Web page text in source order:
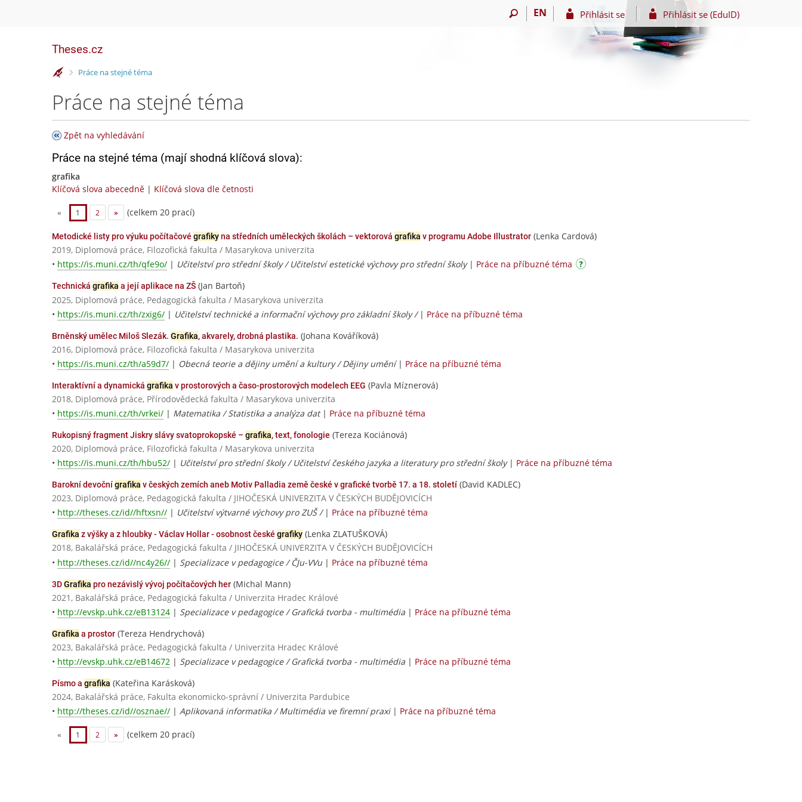
EN Přihlásit se Přihlásit se (EduID)
Theses.cz
>Práce na stejné téma
Práce na stejné téma
Zpět na vyhledávání
Práce na stejné téma (mají shodná klíčová slova):
grafika
Klíčová slova abecedně | Klíčová slova dle četnosti
« 1 2 » (celkem 20 prací)
Metodické listy pro výuku počítačové grafikyna středních uměleckých školách – vektorová grafika v programu Adobe Illustrator (Lenka Cardová)
2019, Diplomová práce, Filozofická fakulta / Masarykova univerzita
• https://is.muni.cz/th/qfe9o/ | Učitelství pro střední školy / Učitelství estetické výchovy pro střední školy| Práce na příbuzné téma
Technická grafika a její aplikace na ZŠ (Jan Bartoň)
2025, Diplomová práce, Pedagogická fakulta / Masarykova univerzita
• https://is.muni.cz/th/zxig6/ | Učitelství technické a informační výchovy pro základní školy / | Práce na příbuzné téma
Brněnský umělec Miloš Slezák. Grafika, akvarely, drobná plastika. (Johana Kováříková)
2016, Diplomová práce, Filozofická fakulta / Masarykova univerzita
• https://is.muni.cz/th/a59d7/ | Obecná teorie a dějiny umění a kultury / Dějiny umění| Práce na příbuzné téma
Interaktívní a dynamická grafika v prostorových a časo-prostorových modelech EEG (Pavla Míznerová)
2018, Diplomová práce, Přírodovědecká fakulta / Masarykova univerzita
• https://is.muni.cz/th/vrkei/ | Matematika / Statistika a analýza dat| Práce na příbuzné téma
Rukopisný fragment Jiskry slávy svatoprokopské – grafika, text, fonologie (Tereza Kociánová)
2020, Diplomová práce, Filozofická fakulta / Masarykova univerzita
• https://is.muni.cz/th/hbu52/ | Učitelství pro střední školy / Učitelství českého jazyka a literatury pro střední školy| Práce na příbuzné téma
Barokní devočnígrafika v českých zemích aneb Motiv Palladia země české v grafické tvorbě 17. a 18. století (David KADLEC)
2023, Diplomová práce, Pedagogická fakulta / JIHOČESKÁ UNIVERZITA V ČESKÝCH BUDĚJOVICÍCH
• http://theses.cz/id//hftxsn// | Učitelství výtvarné výchovy pro ZUŠ / | Práce na příbuzné téma
Grafika z výšky a z hloubky - Václav Hollar - osobnost české grafiky (Lenka ZLATUŠKOVÁ)
2018, Bakalářská práce, Pedagogická fakulta / JIHOČESKÁ UNIVERZITA V ČESKÝCH BUDĚJOVICÍCH
• http://theses.cz/id//nc4y26// | Specializace v pedagogice / ČJu-VVu | Práce na příbuzné téma
3DGrafika pro nezávislý vývoj počítačových her (Michal Mann)
2021, Bakalářská práce, Pedagogická fakulta / Univerzita Hradec Králové
• http://evskp.uhk.cz/eB13124 | Specializace v pedagogice / Grafická tvorba - multimédia | Práce na příbuzné téma
Grafika a prostor (Tereza Hendrychová)
2023, Bakalářská práce, Pedagogická fakulta / Univerzita Hradec Králové
• http://evskp.uhk.cz/eB14672 | Specializace v pedagogice / Grafická tvorba - multimédia | Práce na příbuzné téma
Písmo a grafika (Kateřina Karásková)
2024, Bakalářská práce, Fakulta ekonomicko-správní / Univerzita Pardubice
• http://theses.cz/id//osznae// | Aplikovaná informatika / Multimédia ve firemní praxi| Práce na příbuzné téma
« 1 2 » (celkem 20 prací)